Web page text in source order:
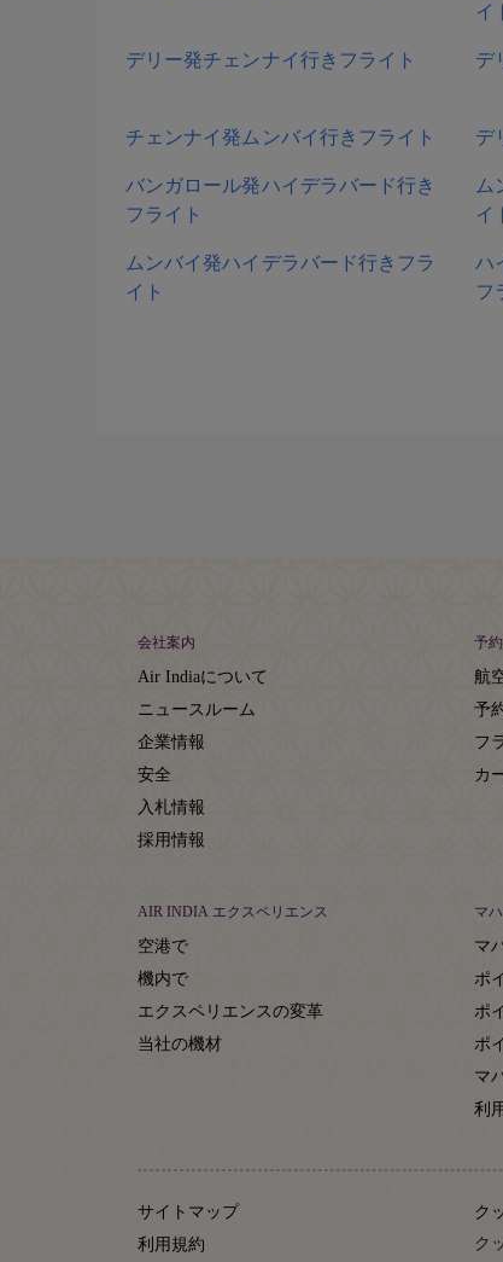
イ
デリー発チェンナイ行きフライト デ
チェンナイ発ムンバイ行きフライト デ
バンガロール発ハイデラバード行き
フライト
ム
イ
ムンバイ発ハイデラバード行きフラ
イト
ハ
フ
会社案内
Air Indiaについて
ニュースルーム
企業情報
安全
入札情報
採用情報
予
航
予
フ
カ
AIR INDIA エクスペリエンス
空港で
機内で
エクスペリエンスの変革
当社の機材
マ
マ
ポ
ポ
ポ
マ
利
サイトマップ
利用規約
ク
ク